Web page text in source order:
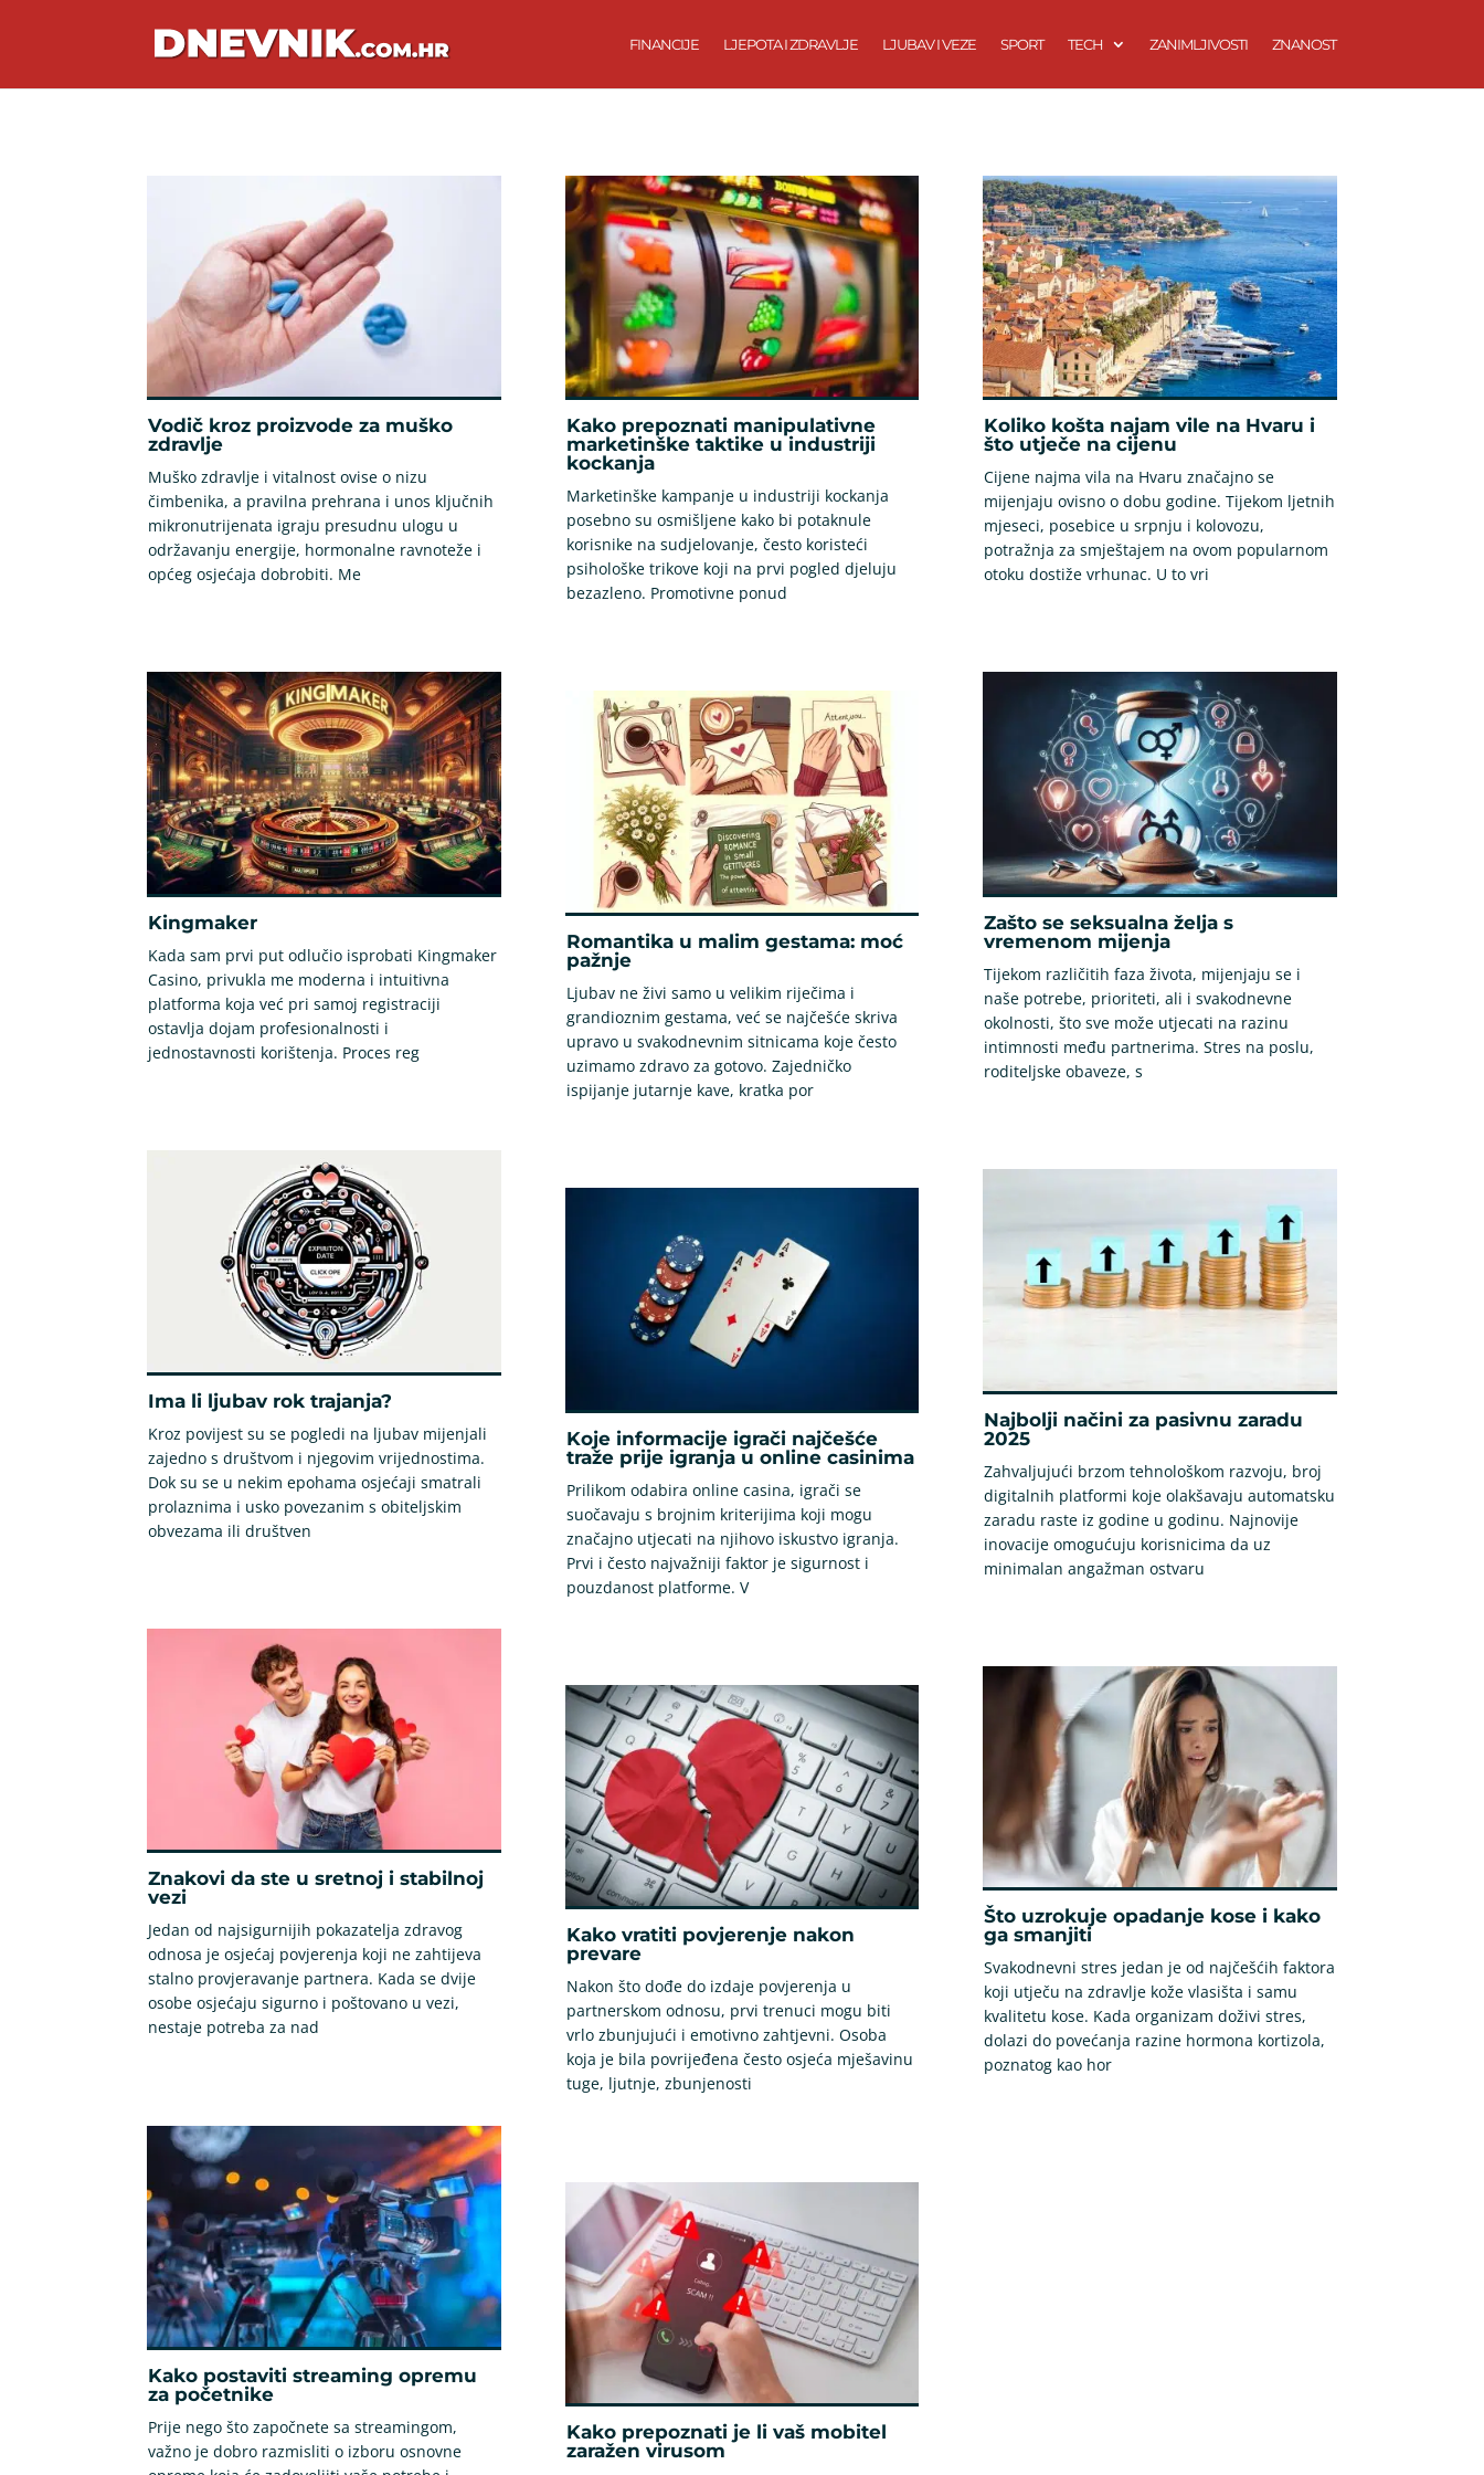
FINANCIJE LJEPOTA I ZDRAVLJE LJUBAV I VEZE SPORT TECH ZANIMLJIVOSTI ZNANOST
Vodič kroz proizvode za muško
zdravlje
Muško zdravlje i vitalnost ovise o nizu
čimbenika, a pravilna prehrana i unos ključnih
mikronutrijenata igraju presudnu ulogu u
održavanju energije, hormonalne ravnoteže i
općeg osjećaja dobrobiti. Me
Kingmaker
Kada sam prvi put odlučio isprobati Kingmaker
Casino, privukla me moderna i intuitivna
platforma koja već pri samoj registraciji
ostavlja dojam profesionalnosti i
jednostavnosti korištenja. Proces reg
Ima li ljubav rok trajanja?
Kroz povijest su se pogledi na ljubav mijenjali
zajedno s društvom i njegovim vrijednostima.
Dok su se u nekim epohama osjećaji smatrali
prolaznima i usko povezanim s obiteljskim
obvezama ili društven
Znakovi da ste u sretnoj i stabilnoj
vezi
Jedan od najsigurnijih pokazatelja zdravog
odnosa je osjećaj povjerenja koji ne zahtijeva
stalno provjeravanje partnera. Kada se dvije
osobe osjećaju sigurno i poštovano u vezi,
nestaje potreba za nad
Kako postaviti streaming opremu
za početnike
Prije nego što započnete sa streamingom,
važno je dobro razmisliti o izboru osnovne
Kako prepoznati manipulativne
marketinške taktike u industriji
kockanja
Marketinške kampanje u industriji kockanja
posebno su osmišljene kako bi potaknule
korisnike na sudjelovanje, često koristeći
psihološke trikove koji na prvi pogled djeluju
bezazleno. Promotivne ponud
Romantika u malim gestama: moć
pažnje
Ljubav ne živi samo u velikim riječima i
grandioznim gestama, već se najčešće skriva
upravo u svakodnevnim sitnicama koje često
uzimamo zdravo za gotovo. Zajedničko
ispijanje jutarnje kave, kratka por
Koje informacije igrači najčešće
traže prije igranja u online casinima
Prilikom odabira online casina, igrači se
suočavaju s brojnim kriterijima koji mogu
značajno utjecati na njihovo iskustvo igranja.
Prvi i često najvažniji faktor je sigurnost i
pouzdanost platforme. V
Kako vratiti povjerenje nakon
prevare
Nakon što dođe do izdaje povjerenja u
partnerskom odnosu, prvi trenuci mogu biti
vrlo zbunjujući i emotivno zahtjevni. Osoba
koja je bila povrijeđena često osjeća mješavinu
tuge, ljutnje, zbunjenosti
Kako prepoznati je li vaš mobitel
zaražen virusom
Koliko košta najam vile na Hvaru i
što utječe na cijenu
Cijene najma vila na Hvaru značajno se
mijenjaju ovisno o dobu godine. Tijekom ljetnih
mjeseci, posebice u srpnju i kolovozu,
potražnja za smještajem na ovom popularnom
otoku dostiže vrhunac. U to vri
Zašto se seksualna želja s
vremenom mijenja
Tijekom različitih faza života, mijenjaju se i
naše potrebe, prioriteti, ali i svakodnevne
okolnosti, što sve može utjecati na razinu
intimnosti među partnerima. Stres na poslu,
roditeljske obaveze, s
Najbolji načini za pasivnu zaradu
2025
Zahvaljujući brzom tehnološkom razvoju, broj
digitalnih platformi koje olakšavaju automatsku
zaradu raste iz godine u godinu. Najnovije
inovacije omogućuju korisnicima da uz
minimalan angažman ostvaru
Što uzrokuje opadanje kose i kako
ga smanjiti
Svakodnevni stres jedan je od najčešćih faktora
koji utječu na zdravlje kože vlasišta i samu
kvalitetu kose. Kada organizam doživi stres,
dolazi do povećanja razine hormona kortizola,
poznatog kao hor